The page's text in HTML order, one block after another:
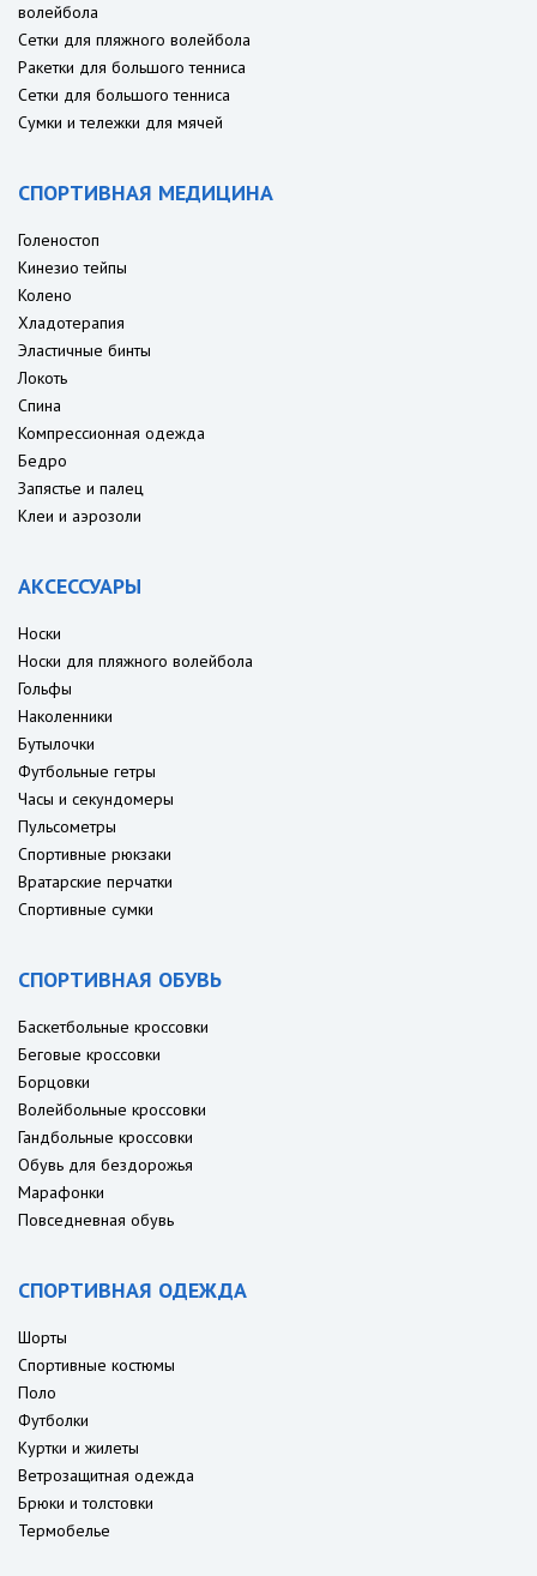
волейбола
Сетки для пляжного волейбола
Ракетки для большого тенниса
Сетки для большого тенниса
Сумки и тележки для мячей
СПОРТИВНАЯ МЕДИЦИНА
Голеностоп
Кинезио тейпы
Колено
Хладотерапия
Эластичные бинты
Локоть
Спина
Компрессионная одежда
Бедро
Запястье и палец
Клеи и аэрозоли
АКСЕССУАРЫ
Носки
Носки для пляжного волейбола
Гольфы
Наколенники
Бутылочки
Футбольные гетры
Часы и секундомеры
Пульсометры
Спортивные рюкзаки
Вратарские перчатки
Спортивные сумки
СПОРТИВНАЯ ОБУВЬ
Баскетбольные кроссовки
Беговые кроссовки
Борцовки
Волейбольные кроссовки
Гандбольные кроссовки
Обувь для бездорожья
Марафонки
Повседневная обувь
СПОРТИВНАЯ ОДЕЖДА
Шорты
Спортивные костюмы
Поло
Футболки
Куртки и жилеты
Ветрозащитная одежда
Брюки и толстовки
Термобелье